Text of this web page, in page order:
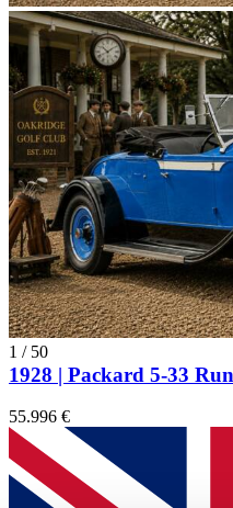
1 / 50
1928 | Packard 5-33
55.996 €